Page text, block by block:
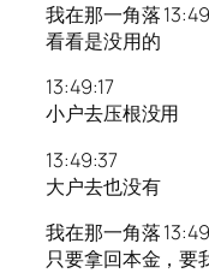
我在那一角落
看看是没用的
13:49:17
小户去压根没用
13:49:37
大户去也没有
我在那一角落
只要拿回本金，要